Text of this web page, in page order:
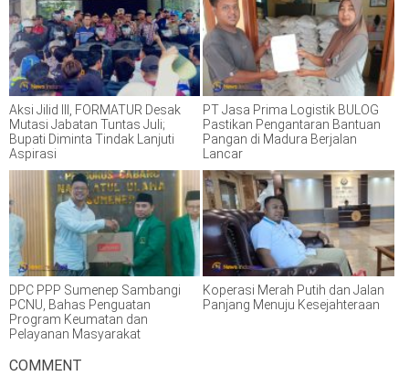
Aksi Jilid III, FORMATUR Desak
Mutasi Jabatan Tuntas Juli;
Bupati Diminta Tindak Lanjuti
Aspirasi
PT Jasa Prima Logistik BULOG
Pastikan Pengantaran Bantuan
Pangan di Madura Berjalan
Lancar
DPC PPP Sumenep Sambangi
PCNU, Bahas Penguatan
Program Keumatan dan
Pelayanan Masyarakat
Koperasi Merah Putih dan Jalan
Panjang Menuju Kesejahteraan
COMMENT